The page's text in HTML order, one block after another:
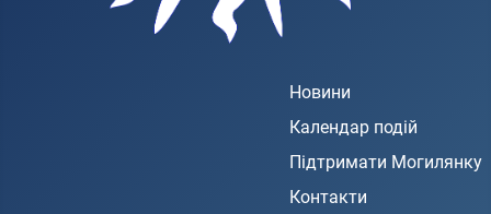
Новини
Календар подій
Підтримати Могилянку
Контакти